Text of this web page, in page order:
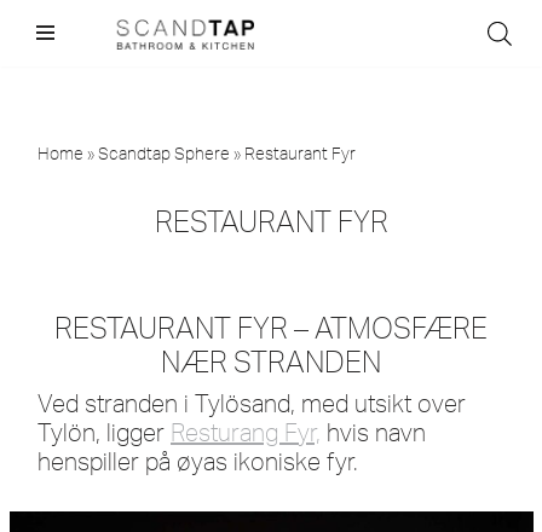
Home »Scandtap Sphere » Restaurant Fyr
RESTAURANT FYR
RESTAURANT FYR – ATMOSFÆRE
NÆR STRANDEN
Ved stranden i Tylösand, med utsikt over
Tylön, ligger Resturang Fyr, hvis navn
henspiller på øyas ikoniske fyr.